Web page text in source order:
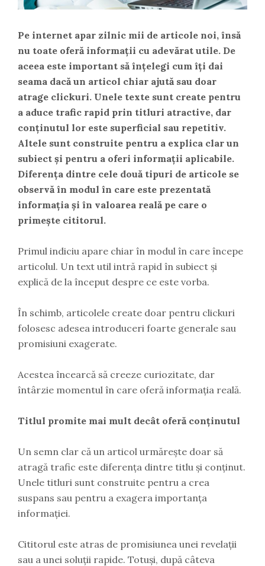
Pe internet apar zilnic mii de articole noi, însă
nu toate oferă informații cu adevărat utile. De
aceea este important să înțelegi cum îți dai
seama dacă un articol chiar ajută sau doar
atrage clickuri. Unele texte sunt create pentru
a aduce trafic rapid prin titluri atractive, dar
conținutul lor este superficial sau repetitiv.
Altele sunt construite pentru a explica clar un
subiect și pentru a oferi informații aplicabile.
Diferența dintre cele două tipuri de articole se
observă în modul în care este prezentată
informația și în valoarea reală pe care o
primește cititorul.
Primul indiciu apare chiar în modul în care începe
articolul. Un text util intră rapid în subiect și
explică de la început despre ce este vorba.
În schimb, articolele create doar pentru clickuri
folosesc adesea introduceri foarte generale sau
promisiuni exagerate.
Acestea încearcă să creeze curiozitate, dar
întârzie momentul în care oferă informația reală.
Titlul promite mai mult decât oferă conținutul
Un semn clar că un articol urmărește doar să
atragă trafic este diferența dintre titlu și conținut.
Unele titluri sunt construite pentru a crea
suspans sau pentru a exagera importanța
informației.
Cititorul este atras de promisiunea unei revelații
sau a unei soluții rapide. Totuși, după câteva